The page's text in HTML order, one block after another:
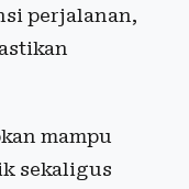
perjalanan,
mampu
sekaligus